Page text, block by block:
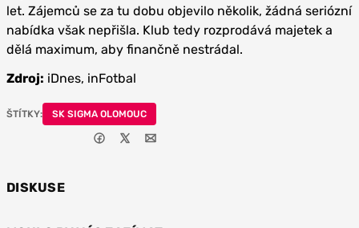
let. Zájemců se za tu dobu objevilo několik, žádná seriózní
nabídka však nepřišla. Klub tedy rozprodává majetek a
dělá maximum, aby finančně nestrádal.
Zdroj: iDnes, inFotbal
ŠTÍTKY: SK SIGMA OLOMOUC
DISKUSE